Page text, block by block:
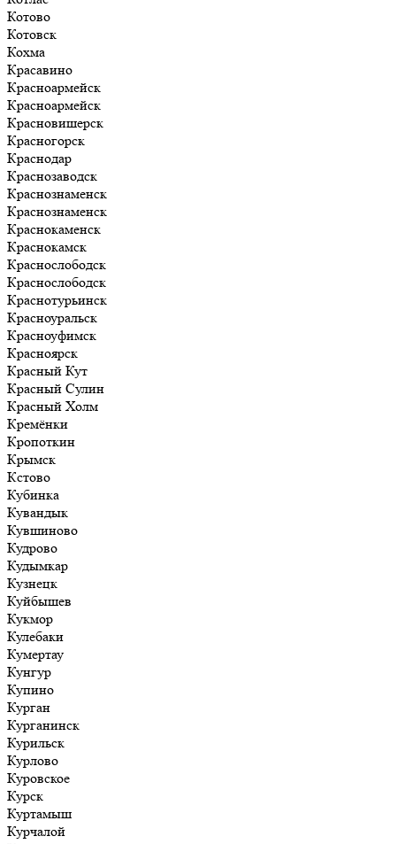
Котово
Котовск
Кохма
Красавино
Красноармейск
Красноармейск
Красновишерск
Красногорск
Краснодар
Краснозаводск
Краснознаменск
Краснознаменск
Краснокаменск
Краснокамск
Краснослободск
Краснослободск
Краснотурьинск
Красноуральск
Красноуфимск
Красноярск
Красный Кут
Красный Сулин
Красный Холм
Кремёнки
Кропоткин
Крымск
Кстово
Кубинка
Кувандык
Кувшиново
Кудрово
Кудымкар
Кузнецк
Куйбышев
Кукмор
Кулебаки
Кумертау
Кунгур
Купино
Курган
Курганинск
Курильск
Курлово
Куровское
Курск
Куртамыш
Курчалой